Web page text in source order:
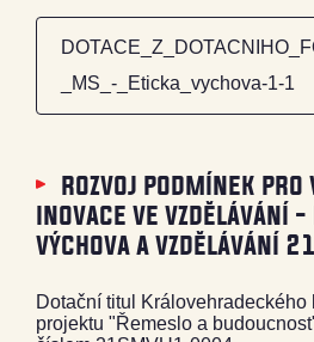
_MS_-_Eticka_vychova-1-1
rozvoj podmínek pro
inovace ve vzdělávání
výchova a vzdělávání
Dotační titul Královehradeckého
projektu "Řemeslo a